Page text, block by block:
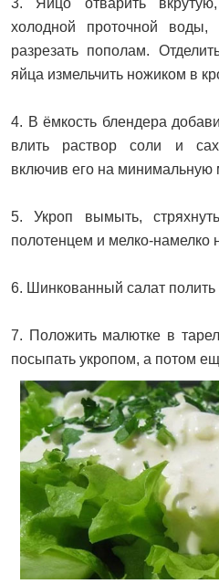
холодной проточной воды,
разрезать пополам.
яйца измельчить ножиком в
4. В ёмкость блендера
влить раствор соли и
включив его на минимальную
5. Укроп вымыть,
полотенцем и мелко-намелко
6. Шинкованный салат
7. Положить малютке в
посыпать укропом, а потом